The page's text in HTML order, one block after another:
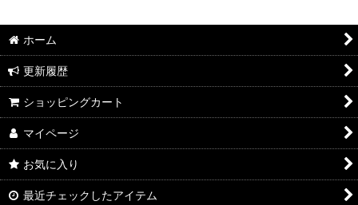
並び順:
ホーム
更新履歴
ショッピングカート
マイページ
お気に入り
最近チェックしたアイテム